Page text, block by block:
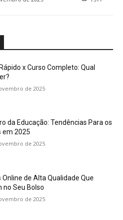
x Curso Completo: Qual
de 2025
da Educação: Tendências Para os
em 2025
de 2025
Online de Alta Qualidade Que
no Seu Bolso
de 2025